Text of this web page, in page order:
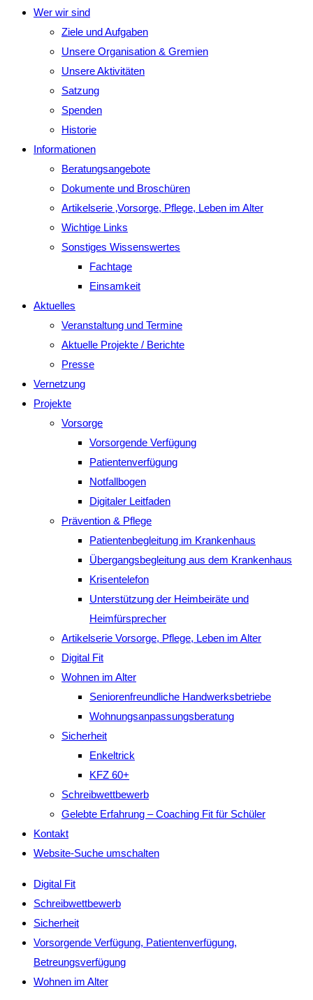
Wer wir sind
Ziele und Aufgaben
Unsere Organisation & Gremien
Unsere Aktivitäten
Satzung
Spenden
Historie
Informationen
Beratungsangebote
Dokumente und Broschüren
Artikelserie ‚Vorsorge, Pflege, Leben im Alter
Wichtige Links
Sonstiges Wissenswertes
Fachtage
Einsamkeit
Aktuelles
Veranstaltung und Termine
Aktuelle Projekte / Berichte
Presse
Vernetzung
Projekte
Vorsorge
Vorsorgende Verfügung
Patientenverfügung
Notfallbogen
Digitaler Leitfaden
Prävention & Pflege
Patientenbegleitung im Krankenhaus
Übergangsbegleitung aus dem Krankenhaus
Krisentelefon
Unterstützung der Heimbeiräte und
Heimfürsprecher
Artikelserie Vorsorge, Pflege, Leben im Alter
Digital Fit
Wohnen im Alter
Seniorenfreundliche Handwerksbetriebe
Wohnungsanpassungsberatung
Sicherheit
Enkeltrick
KFZ 60+
Schreibwettbewerb
Gelebte Erfahrung – Coaching Fit für Schüler
Kontakt
Website-Suche umschalten
Digital Fit
Schreibwettbewerb
Sicherheit
Vorsorgende Verfügung, Patientenverfügung,
Betreungsverfügung
Wohnen im Alter